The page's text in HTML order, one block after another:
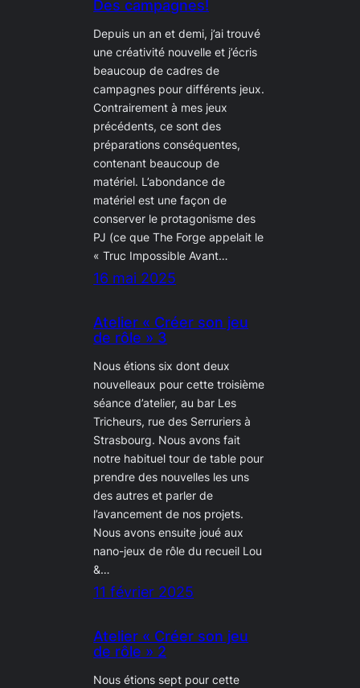
Des campagnes!
Depuis un an et demi, j’ai trouvé
une créativité nouvelle et j’écris
beaucoup de cadres de
campagnes pour différents jeux.
Contrairement à mes jeux
précédents, ce sont des
préparations conséquentes,
contenant beaucoup de
matériel. L’abondance de
matériel est une façon de
conserver le protagonisme des
PJ (ce que The Forge appelait le
« Truc Impossible Avant…
16 mai 2025
Atelier « Créer son jeu
de rôle » 3
Nous étions six dont deux
nouvelleaux pour cette troisième
séance d’atelier, au bar Les
Tricheurs, rue des Serruriers à
Strasbourg. Nous avons fait
notre habituel tour de table pour
prendre des nouvelles les uns
des autres et parler de
l’avancement de nos projets.
Nous avons ensuite joué aux
nano-jeux de rôle du recueil Lou
&…
11 février 2025
Atelier « Créer son jeu
de rôle » 2
Nous étions sept pour cette